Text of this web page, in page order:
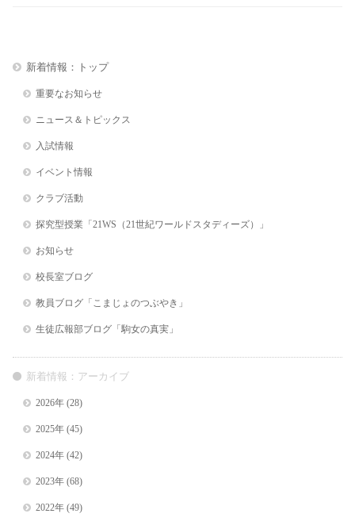
新着情報：トップ
重要なお知らせ
ニュース＆トピックス
入試情報
イベント情報
クラブ活動
探究型授業「21WS（21世紀ワールドスタディーズ）」
お知らせ
校長室ブログ
教員ブログ「こまじょのつぶやき」
生徒広報部ブログ「駒女の真実」
新着情報：アーカイブ
2026年(28)
2025年(45)
2024年(42)
2023年(68)
2022年(49)